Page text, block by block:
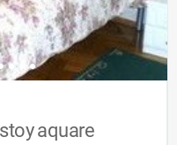
aquare